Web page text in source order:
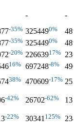
-
-
-35% 3254490%
-35% 3254490%
-20% 22663917%
16% 697248-8%
38% 470609-17%
-42% 26702-62%
-22% 30341125%